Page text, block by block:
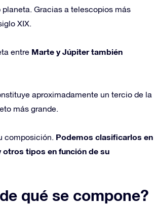
Gracias a telescopios más
XIX.
entre Marte y Júpiter también
aproximadamente un tercio de la
más grande.
composición. Podemos clasificarlos en
tipos en función de su
qué se compone?